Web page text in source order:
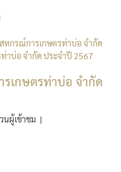
หกรณ์การเกษตรท่าบ่อ จำกัด
าบ่อ จำกัด ประจำปี 2567
เกษตรท่าบ่อ จำกัด
นผู้เข้าชม |